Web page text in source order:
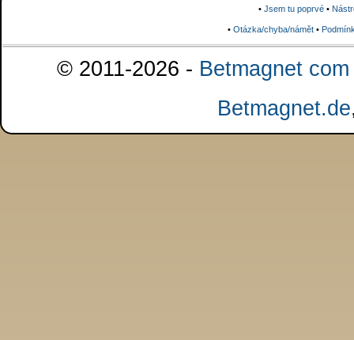
• Jsem tu poprvé •
• Otázka/chyba/námět•
© 2011-2026 - Betmagnet
Betmagnet.de